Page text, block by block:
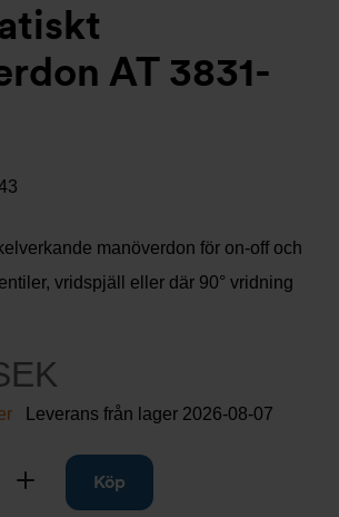
AT 3831-
manöverdon för on-off och
vridspjäll eller där 90° vridning
Leverans från lager 2026-08-07
Lägg tillKöp